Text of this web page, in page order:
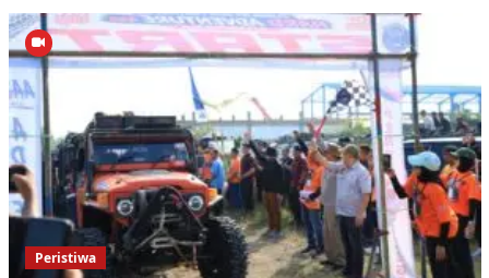
Peristiwa